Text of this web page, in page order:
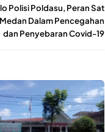
Polisi Poldasu, Peran Sat
Dalam Pencegahan
dan Penyebaran Covid-19